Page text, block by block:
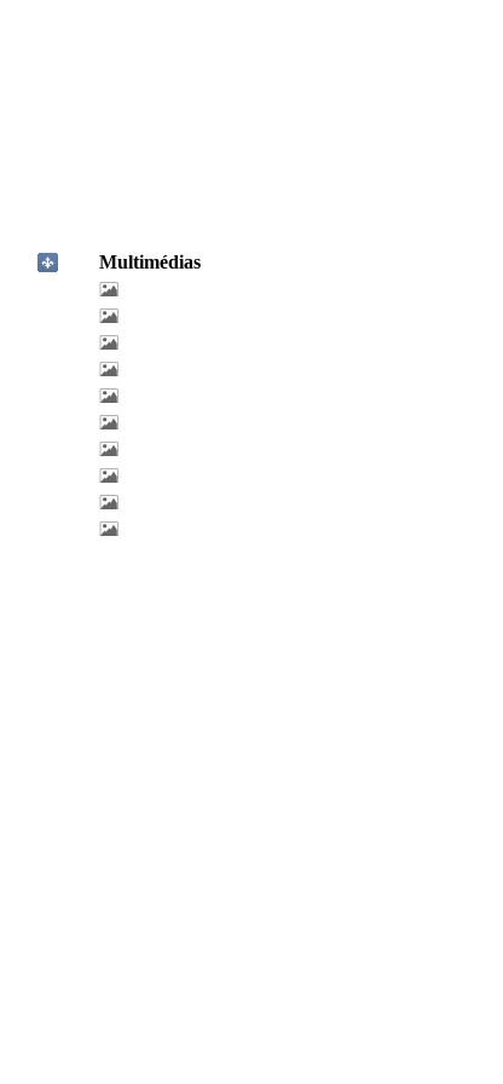
Multimédias